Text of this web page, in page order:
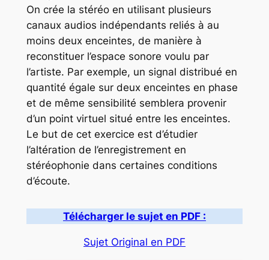
On crée la stéréo en utilisant plusieurs
canaux audios indépendants reliés à au
moins deux enceintes, de manière à
reconstituer l’espace sonore voulu par
l’artiste. Par exemple, un signal distribué en
quantité égale sur deux enceintes en phase
et de même sensibilité semblera provenir
d’un point virtuel situé entre les enceintes.
Le but de cet exercice est d’étudier
l’altération de l’enregistrement en
stéréophonie dans certaines conditions
d’écoute.
Télécharger le sujet en PDF :
Sujet Original en PDF